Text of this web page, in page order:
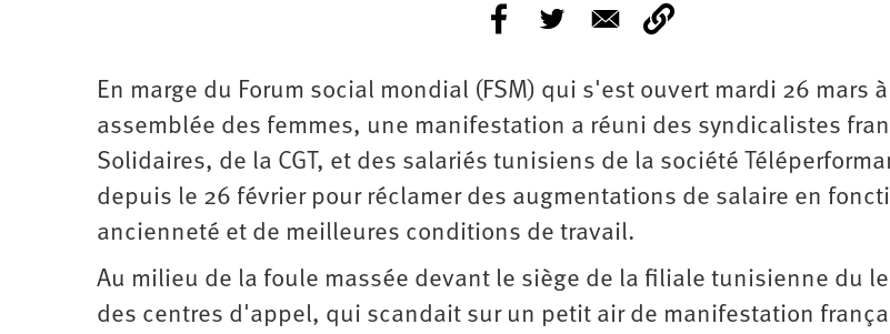
En marge du Forum social mondial (FSM) qui s'est ouvert mardi 26 mars
assemblée des femmes, une manifestation a réuni des syndicalistes
Solidaires, de la CGT, et des salariés tunisiens de la société
depuis le 26 février pour réclamer des augmentations de salaire en
ancienneté et de meilleures conditions de travail.
Au milieu de la foule massée devant le siège de la filiale tunisienne du
des centres d'appel, qui scandait sur un petit air de manifestation